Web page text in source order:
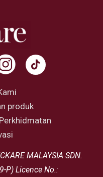
produk
MALAYSIA SDN.
P) Licence No.: